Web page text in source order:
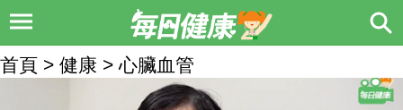
首頁 > 健康 > 心臟血管